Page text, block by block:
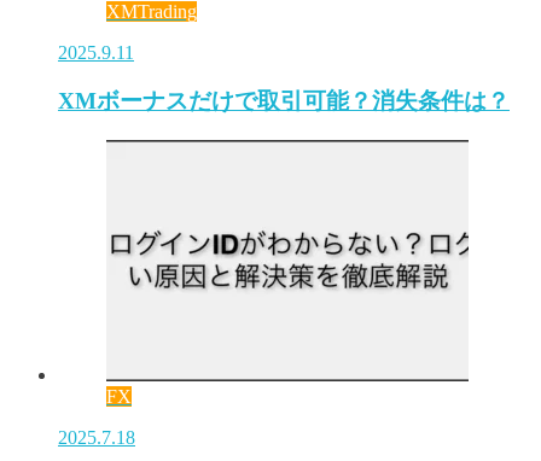
XMTrading
2025.9.11
XMボーナスだけで取引可能？消失条件は？
FX
2025.7.18